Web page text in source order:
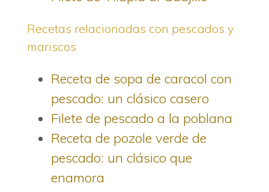
Recetas relacionadas con pescados y
mariscos
Receta de sopa de caracol con
pescado: un clásico casero
Filete de pescado a la poblana
Receta de pozole verde de
pescado: un clásico que
enamora